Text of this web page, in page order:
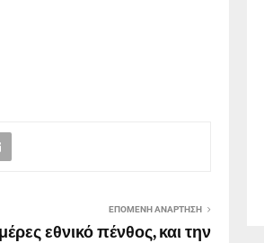
ΕΠΌΜΕΝΗ ΑΝΆΡΤΗΣΗ
εθνικό πένθος, και την